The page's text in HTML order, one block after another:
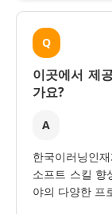
Q
이곳에서 제
가요?
A
한국이러닝인
소프트 스킬 향
야의 다양한 프